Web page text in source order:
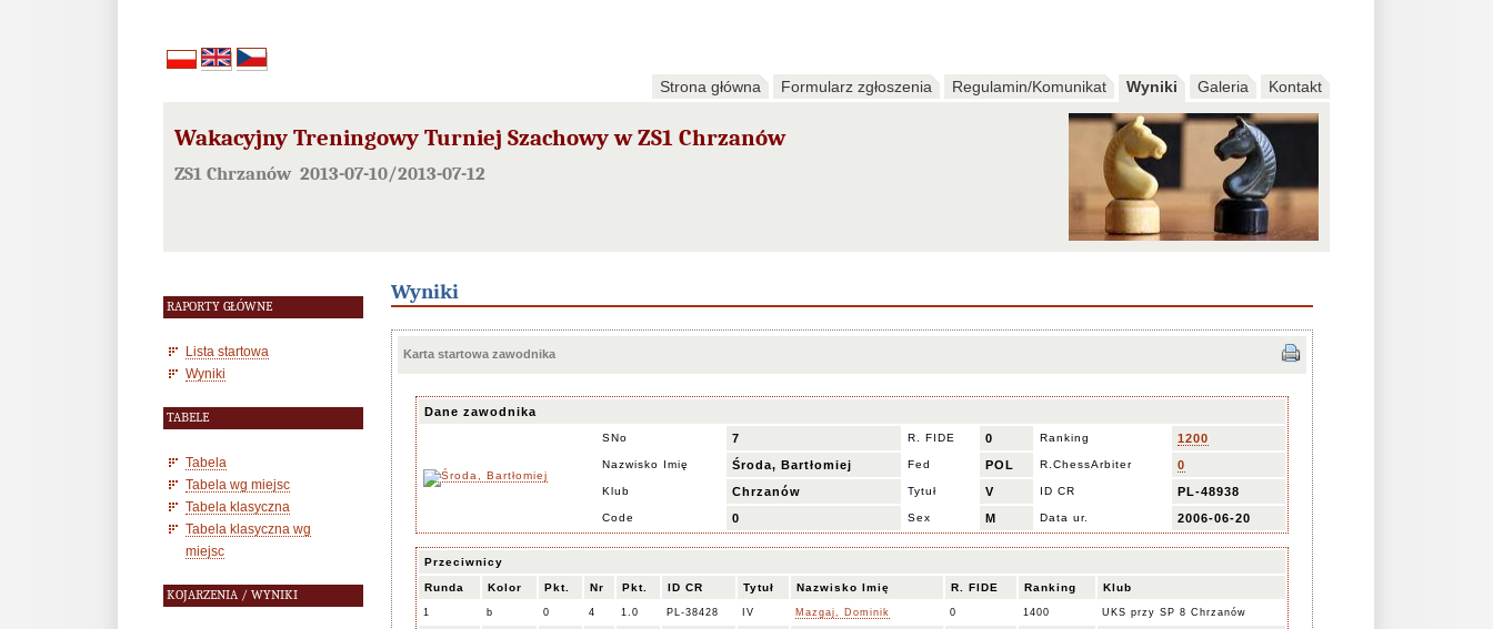
Strona główna Formularz zgłoszenia Regulamin/Komunikat Wyniki Galeria Kontakt
Wakacyjny Treningowy Turniej Szachowy w ZS1 Chrzanów
ZS1 Chrzanów 2013-07-10/2013-07-12
RAPORTY GŁÓWNE
Lista startowa
Wyniki
TABELE
Tabela
Tabela wg miejsc
Tabela klasyczna
Tabela klasyczna wg
miejsc
KOJARZENIA / WYNIKI
Wyniki
Karta startowa zawodnika
Dane zawodnika
SNo 7 R. FIDE 0 Ranking 1200
Nazwisko Imię Środa, Bartłomiej Fed POL R.ChessArbiter 0
Klub Chrzanów Tytuł V ID CR PL-48938
Code 0 Sex M Data ur. 2006-06-20
Przeciwnicy
Runda Kolor Pkt. Nr Pkt. ID CR Tytuł Nazwisko Imię R. FIDE Ranking Klub
1 b 0 4 1.0 PL-38428 IV Mazgaj, Dominik 0 1400 UKS przy SP 8 Chrzanów